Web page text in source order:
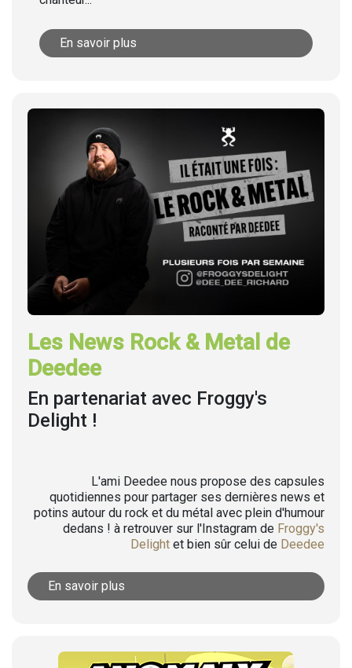
En savoir plus
Les News Rock & Metal de
Deedee
En partenariat avec Froggy's
Delight !
L'ami Deedee nous propose des capsules
quotidiennes pour partager ses dernières news et
potins autour du rock et du métal avec plein d'humour
dedans ! à retrouver sur l'Instagram de Froggy's
Delight et bien sûr celui de Deedee
En savoir plus